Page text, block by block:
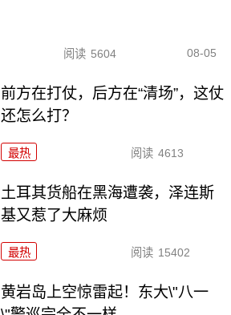
阅读 5604 08-05
前方在打仗，后方在“清场”，这仗
还怎么打？
最热 阅读 4613
土耳其货船在黑海遭袭，泽连斯
基又惹了大麻烦
最热 阅读 15402
黄岩岛上空惊雷起！东大\"八一